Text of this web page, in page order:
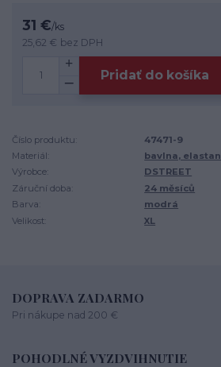
31 €/ks
25,62 € bez DPH
Pridať do košíka
Číslo produktu:
47471-9
Materiál:
bavlna, elastan
Výrobce:
DSTREET
Záruční doba:
24 měsíců
Barva:
modrá
Velikost:
XL
DOPRAVA ZADARMO
Pri nákupe nad 200 €
POHODLNÉ VYZDVIHNUTIE